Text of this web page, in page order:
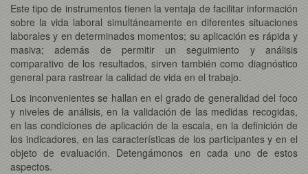
Este tipo de instrumentos tienen la ventaja de facilitar información
sobre la vida laboral simultáneamente en diferentes situaciones
laborales y en determinados momentos; su aplicación es rápida y
masiva; además de permitir un seguimiento y análisis
comparativo de los resultados, sirven también como diagnóstico
general para rastrear la calidad de vida en el trabajo.
Los inconvenientes se hallan en el grado de generalidad del foco
y niveles de análisis, en la validación de las medidas recogidas,
en las condiciones de aplicación de la escala, en la definición de
los indicadores, en las características de los participantes y en el
objeto de evaluación. Detengámonos en cada uno de estos
aspectos.